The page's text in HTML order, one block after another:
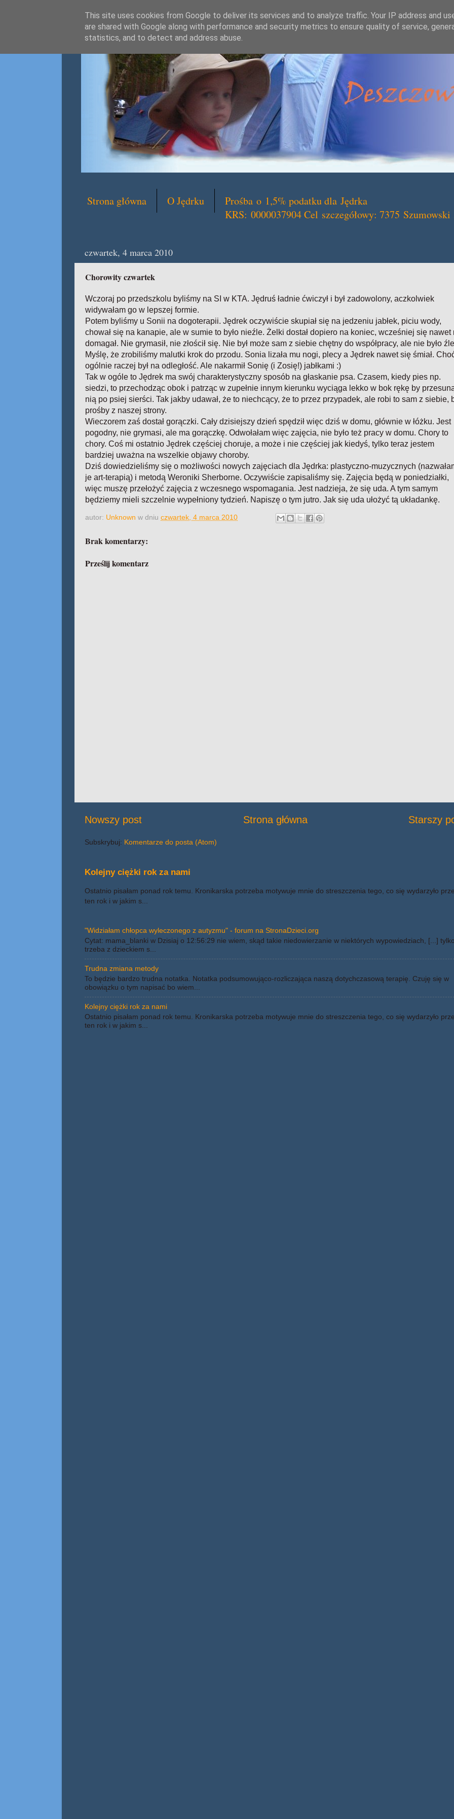
Strona główna O Jędrku
Prośba o 1,5% podatku dla Jędrka
KRS: 0000037904 Cel szczegółowy: 7375 Szumowski
czwartek, 4 marca 2010
Chorowity czwartek
Wczoraj po przedszkolu byliśmy na SI w KTA. Jędruś ładnie ćwiczył i był zadowolony, aczkolwiek
widywałam go w lepszej formie.
Potem byliśmy u Sonii na dogoterapii. Jędrek oczywiście skupiał się na jedzeniu jabłek, piciu wody,
chował się na kanapie, ale w sumie to było nieźle. Żelki dostał dopiero na koniec, wcześniej się nawet
domagał. Nie grymasił, nie złościł się. Nie był może sam z siebie chętny do współpracy, ale nie było
Myślę, że zrobiliśmy malutki krok do przodu. Sonia lizała mu nogi, plecy a Jędrek nawet się śmiał.
ogólnie raczej był na odległość. Ale nakarmił Sonię (i Zosię!) jabłkami :)
Tak w ogóle to Jędrek ma swój charakterystyczny sposób na głaskanie psa. Czasem, kiedy pies np.
siedzi, to przechodząc obok i patrząc w zupełnie innym kierunku wyciąga lekko w bok rękę by
nią po psiej sierści. Tak jakby udawał, że to niechcący, że to przez przypadek, ale robi to sam z siebie,
prośby z naszej strony.
Wieczorem zaś dostał gorączki. Cały dzisiejszy dzień spędził więc dziś w domu, głównie w łóżku. Jest
pogodny, nie grymasi, ale ma gorączkę. Odwołałam więc zajęcia, nie było też pracy w domu. Chory to
chory. Coś mi ostatnio Jędrek częściej choruje, a może i nie częściej jak kiedyś, tylko teraz jestem
bardziej uważna na wszelkie objawy choroby.
Dziś dowiedzieliśmy się o możliwości nowych zajęciach dla Jędrka: plastyczno-muzycznych
je art-terapią) i metodą Weroniki Sherborne. Oczywiście zapisaliśmy się. Zajęcia będą w poniedziałki,
więc muszę przełożyć zajęcia z wczesnego wspomagania. Jest nadzieja, że się uda. A tym samym
będziemy mieli szczelnie wypełniony tydzień. Napiszę o tym jutro. Jak się uda ułożyć tą układankę.
autor: Unknown w dniu czwartek, 4 marca 2010
Brak komentarzy:
Prześlij komentarz
Nowszy post Starszy
Strona główna
Subskrybuj: Komentarze do posta (Atom)
Kolejny ciężki rok za nami
Ostatnio pisałam ponad rok temu. Kronikarska potrzeba motywuje mnie do streszczenia tego, co się wydarzyło
ten rok i w jakim s...
"Widziałam chłopca wyleczonego z autyzmu" - forum na StronaDzieci.org
Cytat: mama_blanki w Dzisiaj o 12:56:29 nie wiem, skąd takie niedowierzanie w niektórych wypowiedziach, [...] tylko
trzeba z dzieckiem s...
Trudna zmiana metody
To będzie bardzo trudna notatka. Notatka podsumowująco-rozliczająca naszą dotychczasową terapię. Czuję się w
obowiązku o tym napisać bo wiem...
Kolejny ciężki rok za nami
Ostatnio pisałam ponad rok temu. Kronikarska potrzeba motywuje mnie do streszczenia tego, co się wydarzyło
ten rok i w jakim s...
This site uses cookies from Google to deliver its services and to analyze traffic. Your IP address and
are shared with Google along with performance and security metrics to ensure quality of service,
statistics, and to detect and address abuse.